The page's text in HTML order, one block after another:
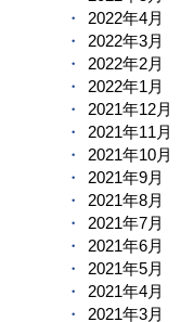
2022年4月
2022年3月
2022年2月
2022年1月
2021年12月
2021年11月
2021年10月
2021年9月
2021年8月
2021年7月
2021年6月
2021年5月
2021年4月
2021年3月